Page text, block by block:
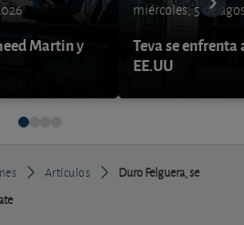
Martin y
miércoles, 5 de
Teva se enfrenta
EE.UU
Artículos
Duro Felguera, se